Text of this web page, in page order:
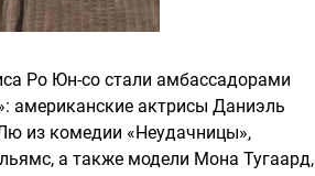
Ро Юн-со стали амбассадорами
американские актрисы Даниэль
из комедии «Неудачницы»,
а также модели Мона Тугаард,